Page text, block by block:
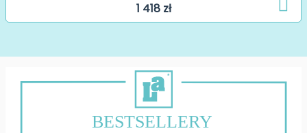
1 418 zł
BESTSELLERY